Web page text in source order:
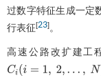
过数字特征生成一定
行表征[23]。
高速公路改扩建工
Ci(i= 1, 2 ,… , N)